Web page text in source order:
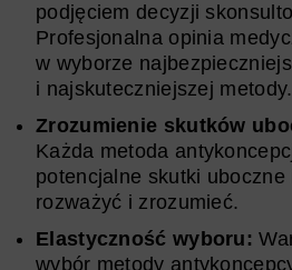
podjęciem decyzji
Profesjonalna opinia
w wyborze
i najskuteczniejszej metody.
Zrozumienie skutków
Każda metoda
potencjalne skutki
rozważyć i zrozumieć.
Elastyczność wyboru:
wybór metody